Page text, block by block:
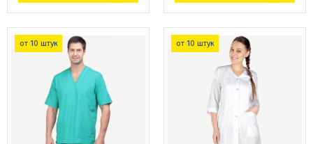
от 10 штук от 10 штук